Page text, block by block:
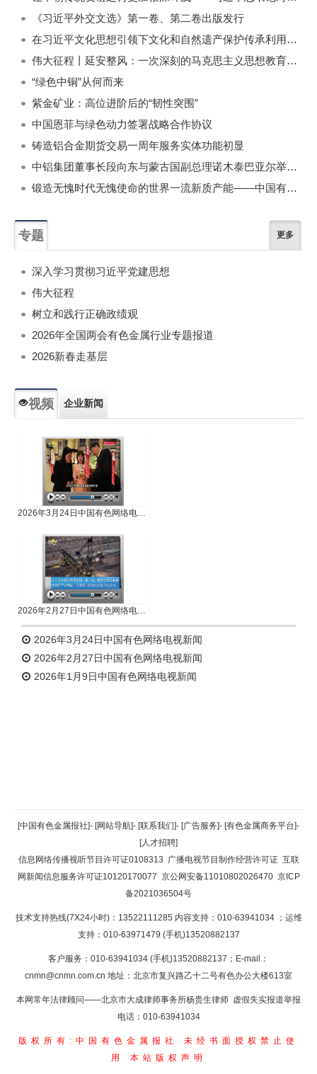
《习近平外交文选》第一卷、第二卷出版发行
在习近平文化思想引领下文化和自然遗产保护传承利用工作开创新局面
伟大征程丨延安整风：一次深刻的马克思主义思想教育运动
“绿色中铜”从何而来
紫金矿业：高位进阶后的“韧性突围”
中国恩菲与绿色动力签署战略合作协议
铸造铝合金期货交易一周年服务实体功能初显
中铝集团董事长段向东与蒙古国副总理诺木泰巴亚尔举行会谈
锻造无愧时代无愧使命的世界一流新质产能——中国有色金属工业的战略应对与破局之道（二）
专题 更多
深入学习贯彻习近平党建思想
伟大征程
树立和践行正确政绩观
2026年全国两会有色金属行业专题报道
2026新春走基层
视频 企业新闻
2026年3月24日中国有色网络电视新闻
2026年2月27日中国有色网络电视新闻
2026年3月24日中国有色网络电视新闻
2026年2月27日中国有色网络电视新闻
2026年1月9日中国有色网络电视新闻
返回顶部
返回首页
[中国有色金属报社]- [网站导航]- [联系我们]- [广告服务]- [有色金属商务平台]-
[人才招聘]
信息网络传播视听节目许可证0108313 广播电视节目制作经营许可证 互联
网新闻信息服务许可证10120170077 京公网安备11010802026470 京ICP
备2021036504号
技术支持热线(7X24小时)：13522111285 内容支持：010-63941034 ；运维
支持：010-63971479 (手机)13520882137
客户服务：010-63941034 (手机)13520882137；E-mail：
cnmn@cnmn.com.cn 地址：北京市复兴路乙十二号有色办公大楼613室
本网常年法律顾问——北京市大成律师事务所杨贵生律师 虚假失实报道举报
电话：010-63941034
版权所有:中国有色金属报社
未经书面授权禁止使
用 本站版权声明